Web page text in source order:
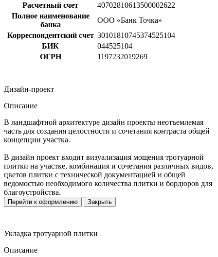
Расчетный счет
40702810613500002622
Полное наименование
банка
ООО «Банк Точка»
Корреспондентский счет 30101810745374525104
БИК
044525104
ОГРН
1197232019269
Дизайн-проект
Описание
В ландшафтной архитектуре дизайн проекты неотъемлемая
часть для создания целостности и сочетания контраста общей
концепции участка.
В дизайн проект входит визуализация мощения тротуарной
плитки на участке, комбинация и сочетания различных видов,
цветов плитки с технической документацией и общей
ведомостью необходимого количества плитки и бордюров для
благоустройства.
Перейти к оформлению Закрыть
Укладка тротуарной плитки
Описание